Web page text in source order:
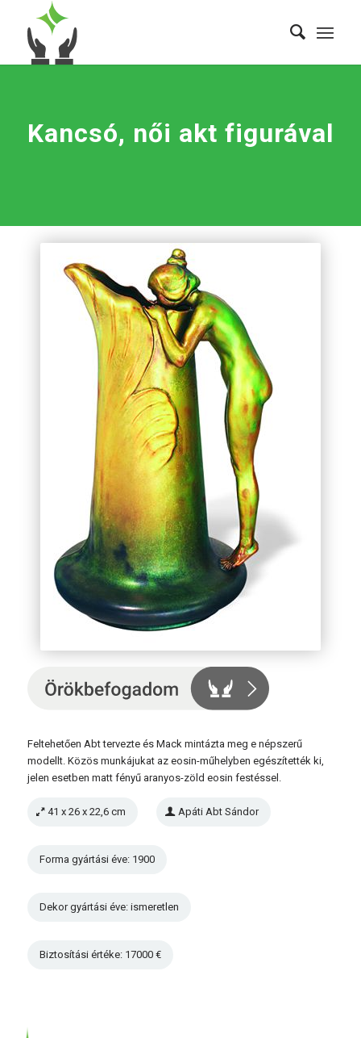
Kancsó, női akt figurával
Feltehetően Abt tervezte és Mack mintázta meg e népszerű
modellt. Közös munkájukat az eosin-műhelyben egészítették ki,
jelen esetben matt fényű aranyos-zöld eosin festéssel.
41 x 26 x 22,6 cm Apáti Abt Sándor
Forma gyártási éve: 1900
Dekor gyártási éve: ismeretlen
Biztosítási értéke: 17000 €